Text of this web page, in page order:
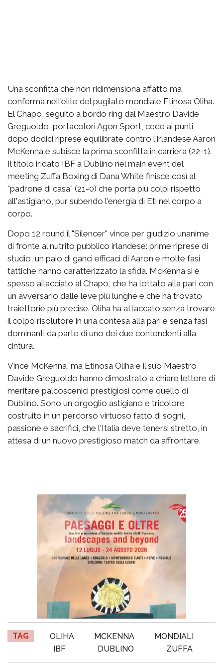
Una sconfitta che non ridimensiona affatto ma
conferma nell'élite del pugilato mondiale Etinosa Oliha.
El Chapo, seguito a bordo ring dal Maestro Davide
Greguoldo, portacolori Agon Sport, cede ai punti
dopo dodici riprese equilibrate contro l'irlandese Aaron
McKenna e subisce la prima sconfitta in carriera (22-1).
Il titolo iridato IBF a Dublino nel main event del
meeting Zuffa Boxing di Dana White finisce così al
"padrone di casa" (21-0) che porta più colpi rispetto
all'astigiano, pur subendo l'energia di Eti nel corpo a
corpo.
Dopo 12 round il "Silencer" vince per giudizio unanime
di fronte al nutrito pubblico irlandese: prime riprese di
studio, un paio di ganci efficaci di Aaron e molte fasi
tattiche hanno caratterizzato la sfida. McKenna si è
spesso allacciato al Chapo, che ha lottato alla pari con
un avversario dalle leve più lunghe e che ha trovato
traiettorie più precise. Oliha ha attaccato senza trovare
il colpo risolutore in una contesa alla pari e senza fasi
dominanti da parte di uno dei due contendenti alla
cintura.
Vince McKenna, ma Etinosa Oliha e il suo Maestro
Davide Greguoldo hanno dimostrato a chiare lettere di
meritare palcoscenici prestigiosi come quello di
Dublino. Sono un orgoglio astigiano e tricolore,
costruito in un percorso virtuoso fatto di sogni,
passione e sacrifici, che l'Italia deve tenersi stretto, in
attesa di un nuovo prestigioso match da affrontare.
TAG OLIHA MCKENNA
MONDIALI
IBF
DUBLINO ZUFFA